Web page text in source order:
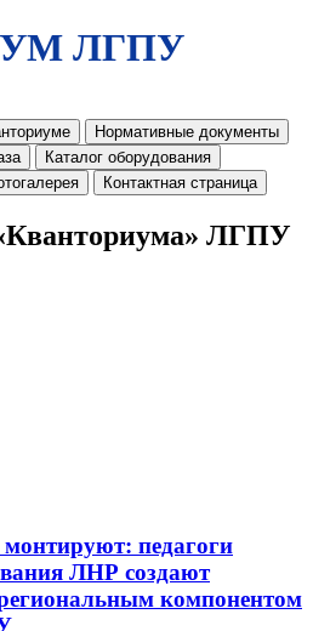
ЛГПУ
Нормативные документы
Каталог оборудования
Контактная страница
ЛГПУ
педагоги
ЛНР создают
компонентом